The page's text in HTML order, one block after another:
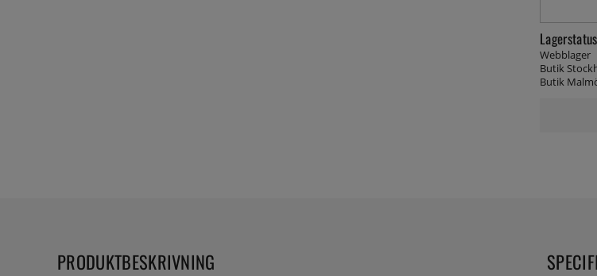
Lagerstatus
Webblager
Butik
Butik
PRODUKTBESKRIVNING